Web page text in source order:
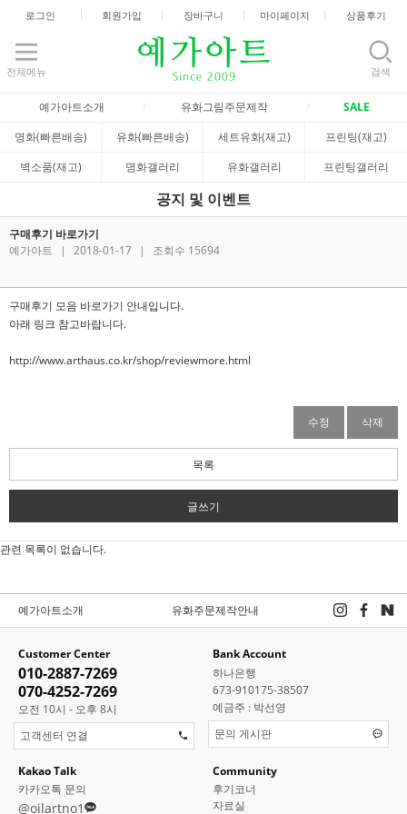
로그인 회원가입 장바구니 마이페이지 상품후기
전체메뉴 검색
예가아트소개 유화그림주문제작
SALE
명화(빠른배송)
유화(빠른배송) 세트유화(재고)
프린팅(재고)
벽소품(재고)
명화갤러리 유화갤러리 프린팅갤러리
공지 및 이벤트
구매후기 바로가기
예가아트
| 2018-01-17 | 조회수 15694
구매후기 모음 바로가기 안내입니다.
아래 링크 참고바랍니다.
http://www.arthaus.co.kr/shop/reviewmore.html
수정 삭제
목록
글쓰기
관련 목록이 없습니다.
예가아트소개 유화주문제작안내
Customer Center
010-2887-7269
070-4252-7269
오전 10시 - 오후 8시
고객센터 연결
Bank Account
하나은행
673-910175-38507
예금주 : 박선영
문의 게시판
Kakao Talk
카카오톡 문의
@oilartno1
Community
후기코너
자료실